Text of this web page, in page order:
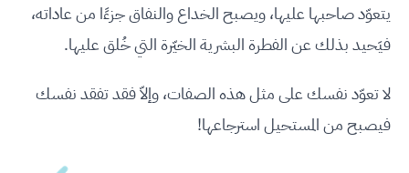
يتعوّد صاحبها عليها، ويصبح الخداع والنفاق جزءًا من عاداته،
فيَحيد بذلك عن الفطرة البشرية الخيّرة التي خُلق عليها.
لا تعوّد نفسك على مثل هذه الصفات، وإلاّ فقد تفقد نفسك
فيصبح من المستحيل استرجاعها!